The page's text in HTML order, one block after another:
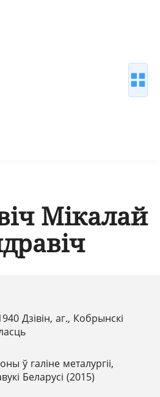
Мікалай
Дзівін, аг., Кобрынскі
ў галіне металургіі,
Беларусі (2015)